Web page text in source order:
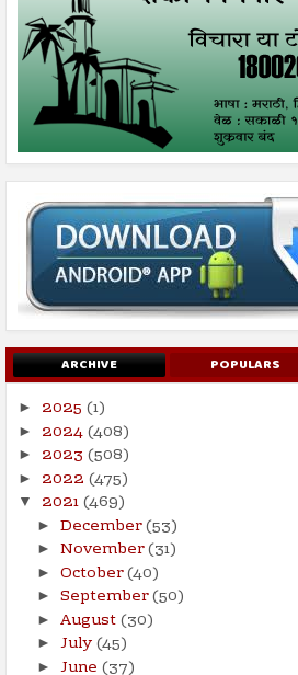
ARCHIVE POPULARS
► 2025 (1)
► 2024(408)
► 2023 (508)
► 2022 (475)
▼ 2021(469)
► December(53)
► November(31)
► October(40)
► September(50)
► August(30)
► July(45)
► June (37)